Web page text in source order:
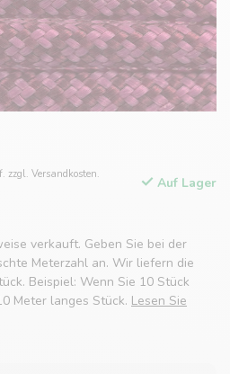
zzgl. Versandkosten.
Auf Lager
verkauft. Geben Sie bei der
Meterzahl an. Wir liefern die
Beispiel: Wenn Sie 10 Stück
Meter langes Stück. Lesen Sie